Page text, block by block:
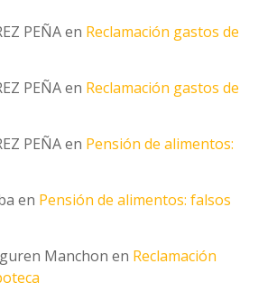
PEÑAen Reclamación gastos de
PEÑAen Reclamación gastos de
PEÑAen Pensión de alimentos:
en Pensión de alimentos: falsos
Manchon en Reclamación